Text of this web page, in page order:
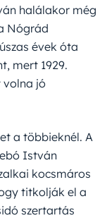
halálakor még
Nógrád
évek óta
mert 1929.
volna jó
a többieknél. A
István
kocsmáros
titkolják el a
szertartás